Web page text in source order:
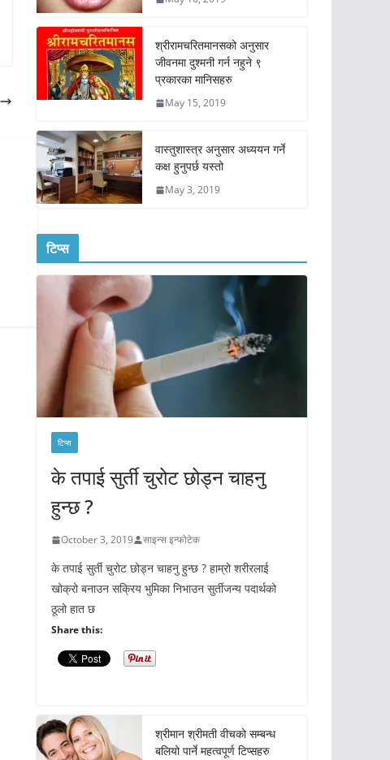
श्रीरामचरितमानसको अनुसार
जीवनमा दुश्मनी गर्न नहुने ९
प्रकारका मानिसहरु
May 15, 2019
वास्तुशास्त्र अनुसार अध्ययन गर्ने
कक्ष हुनुपर्छ यस्तो
May 3, 2019
टिप्स
टिप्स
के तपाई सुर्ती चुरोट छोड्न चाहनु
हुन्छ ?
October 3, 2019 साइन्स इन्फोटेक
के तपाई सुर्ती चुरोट छोड्न चाहनु हुन्छ ? हाम्रो शरीरलाई
खोक्रो बनाउन सक्रिय भुमिका निभाउन सुर्तीजन्य पदार्थको
ठूलो हात छ
Share this:
श्रीमान श्रीमती वीचको सम्बन्ध
बलियो पार्ने महत्वपूर्ण टिप्सहरु